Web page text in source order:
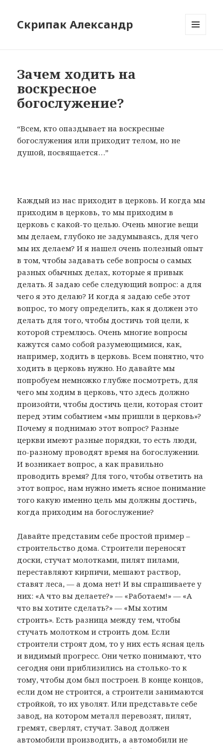
Скрипак Александр
Зачем ходить на
воскресное
богослужение?
“Всем, кто опаздывает на воскресные
богослужения или приходит телом, но не
душой, посвящается…”
Каждый из нас приходит в церковь. И когда мы
приходим в церковь, то мы приходим в
церковь с какой-то целью. Очень многие вещи
мы делаем, глубоко не задумываясь, для чего
мы их делаем? И я нашел очень полезный опыт
в том, чтобы задавать себе вопросы о самых
разных обычных делах, которые я привык
делать. Я задаю себе следующий вопрос: а для
чего я это делаю? И когда я задаю себе этот
вопрос, то могу определить, как я должен это
делать для того, чтобы достичь той цели, к
которой стремлюсь. Очень многие вопросы
кажутся само собой разумеющимися, как,
например, ходить в церковь. Всем понятно, что
ходить в церковь нужно. Но давайте мы
попробуем немножко глубже посмотреть, для
чего мы ходим в церковь, что здесь должно
произойти, чтобы достичь цели, которая стоит
перед этим событием «мы пришли в церковь»?
Почему я поднимаю этот вопрос? Разные
церкви имеют разные порядки, то есть люди,
по-разному проводят время на богослужении.
И возникает вопрос, а как правильно
проводить время? Для того, чтобы ответить на
этот вопрос, нам нужно иметь ясное понимание
того какую именно цель мы должны достичь,
когда приходим на богослужение?
Давайте представим себе простой пример –
строительство дома. Строители переносят
доски, стучат молотками, пилят пилами,
переставляют кирпичи, мешают раствор,
ставят леса, — а дома нет! И вы спрашиваете у
них: «А что вы делаете?» — «Работаем!» — «А
что вы хотите сделать?» — «Мы хотим
строить». Есть разница между тем, чтобы
стучать молотком и строить дом. Если
строители строят дом, то у них есть ясная цель
и видимый прогресс. Они четко понимают, что
сегодня они приблизились на столько-то к
тому, чтобы дом был построен. В конце концов,
если дом не строится, а строители занимаются
стройкой, то их уволят. Или представьте себе
завод, на котором металл перевозят, пилят,
гремят, сверлят, стучат. Завод должен
автомобили производить, а автомобили не